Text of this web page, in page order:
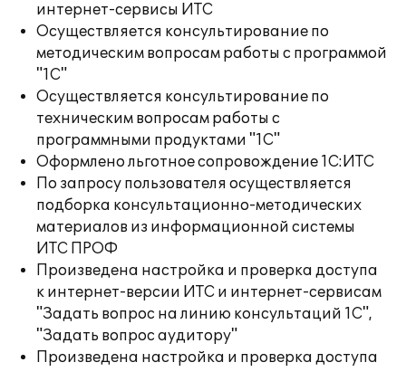
интернет-сервисы ИТС
Осуществляется консультирование по
методическим вопросам работы с программой
"1С"
Осуществляется консультирование по
техническим вопросам работы с
программными продуктами "1С"
Оформлено льготное сопровождение 1С:ИТС
По запросу пользователя осуществляется
подборка консультационно-методических
материалов из информационной системы
ИТС ПРОФ
Произведена настройка и проверка доступа
к интернет-версии ИТС и интернет-сервисам
"Задать вопрос на линию консультаций 1С",
"Задать вопрос аудитору"
Произведена настройка и проверка доступа